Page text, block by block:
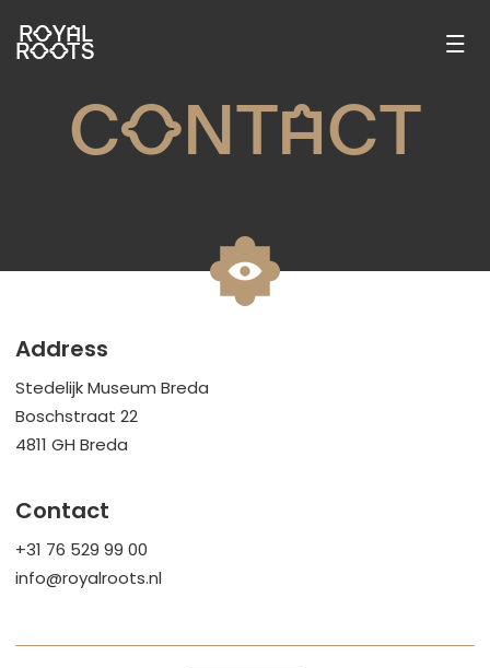
ROYAL
ROOTS
CONTACT
Address
Stedelijk Museum Breda
Boschstraat 22
4811 GH Breda
Contact
+31 76 529 99 00
info@royalroots.nl